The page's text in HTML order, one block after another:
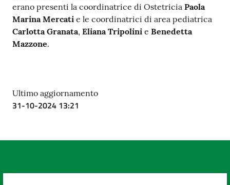
erano presenti la coordinatrice di Ostetricia Paola
Marina Mercati e le coordinatrici di area pediatrica
Carlotta Granata, Eliana Tripolini e Benedetta
Mazzone.
Ultimo aggiornamento
31-10-2024 13:21